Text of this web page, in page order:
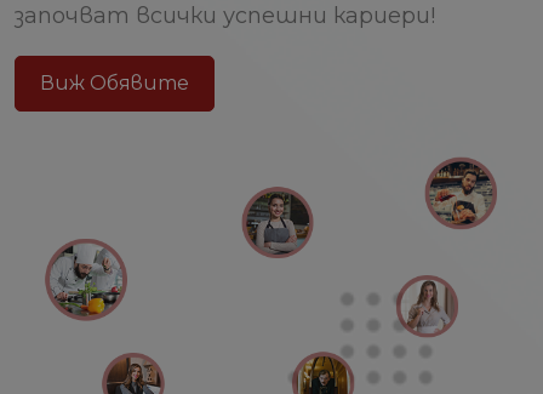
започват всички успешни кариери!
Виж Обявите